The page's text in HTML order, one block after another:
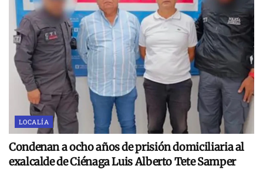
LOCALÍA
Condenan a ocho años de prisión domiciliaria al
exalcalde de Ciénaga Luis Alberto Tete Samper